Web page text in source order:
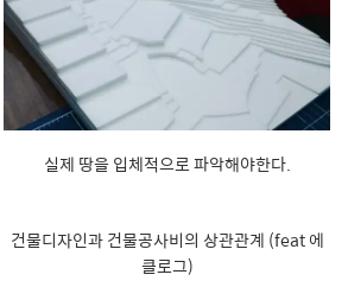
실제 땅을 입체적으로 파악해야한다.
건물디자인과 건물공사비의 상관관계 (feat 에
클로그)